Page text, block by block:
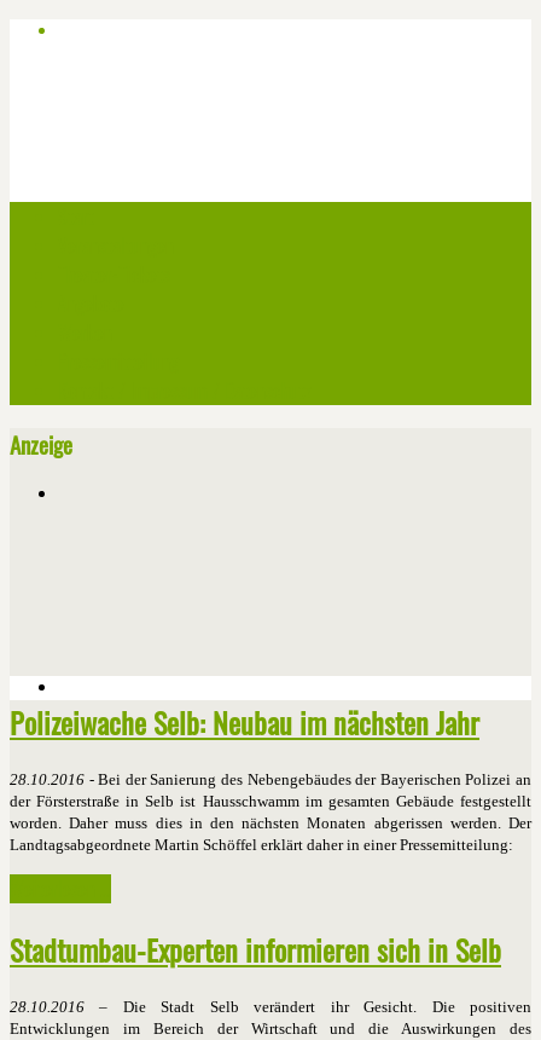
Anzeige
Polizeiwache Selb: Neubau im nächsten Jahr
28.10.2016 - Bei der Sanierung des Nebengebäudes der Bayerischen Polizei an
der Försterstraße in Selb ist Hausschwamm im gesamten Gebäude festgestellt
worden. Daher muss dies in den nächsten Monaten abgerissen werden. Der
Landtagsabgeordnete Martin Schöffel erklärt daher in einer Pressemitteilung:
Stadtumbau-Experten informieren sich in Selb
28.10.2016 – Die Stadt Selb verändert ihr Gesicht. Die positiven
Entwicklungen im Bereich der Wirtschaft und die Auswirkungen des